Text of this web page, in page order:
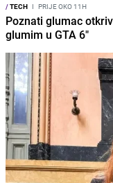
/TECH I PRIJE OKO 11H
Poznati glumac
glumim u GTA 6"